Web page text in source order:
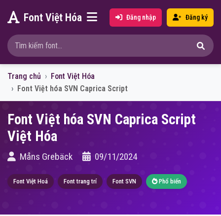
Font Việt Hóa Đăng nhập Đăng ký
Trang chủ
Font Việt Hóa
Font Việt hóa SVN Caprica Script
Font Việt hóa SVN Caprica Script
Việt Hóa
Måns Grebäck 09/11/2024
Font Việt Hoá Font trang trí Font SVN Phổ biến